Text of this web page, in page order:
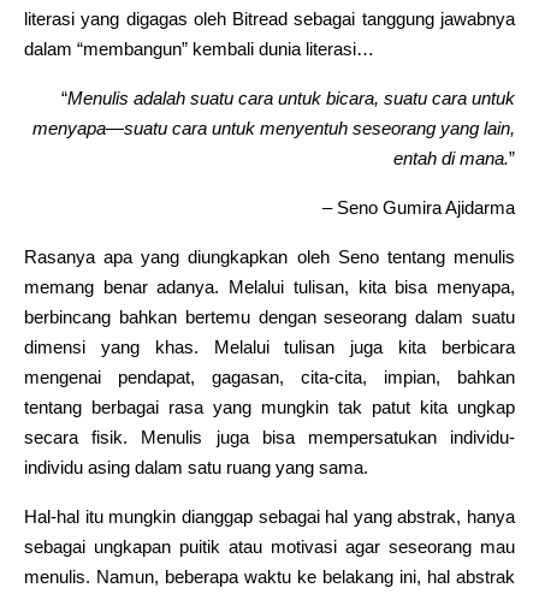
literasi yang digagas oleh Bitread sebagai tanggung jawabnya
dalam “membangun” kembali dunia literasi…
“Menulis adalah suatu cara untuk bicara, suatu cara untuk
menyapa—suatu cara untuk menyentuh seseorang yang lain,
entah di mana.”
– Seno Gumira Ajidarma
Rasanya apa yang diungkapkan oleh Seno tentang menulis
memang benar adanya. Melalui tulisan, kita bisa menyapa,
berbincang bahkan bertemu dengan seseorang dalam suatu
dimensi yang khas. Melalui tulisan juga kita berbicara
mengenai pendapat, gagasan, cita-cita, impian, bahkan
tentang berbagai rasa yang mungkin tak patut kita ungkap
secara fisik. Menulis juga bisa mempersatukan individu-
individu asing dalam satu ruang yang sama.
Hal-hal itu mungkin dianggap sebagai hal yang abstrak, hanya
sebagai ungkapan puitik atau motivasi agar seseorang mau
menulis. Namun, beberapa waktu ke belakang ini, hal abstrak